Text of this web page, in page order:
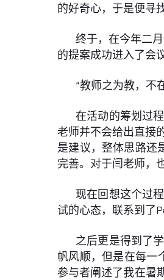
的好奇心，于是便寻
终于，在今年二
的提案成功进入了会
“教师之为教，不
在活动的筹划过
老师并不会给出直接
是建议，整体思路还
完善。对于闫老师，
现在回想这个过
试的心态，联系到了
之后更是得到了
帆风顺，但是在每一
参与者阐述了我在暑